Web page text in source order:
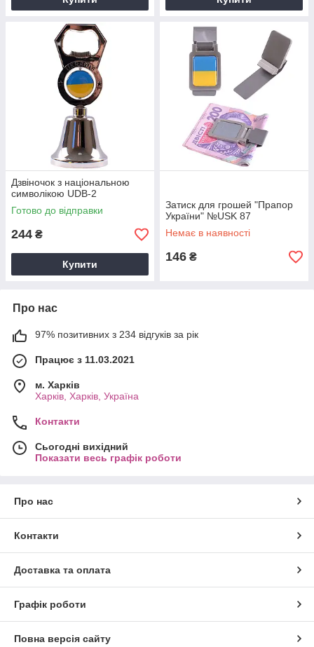
Дзвіночок з національною
символікою UDB-2
Готово до відправки
244 ₴
Купити
Затиск для грошей "Прапор
України" №USK 87
Немає в наявності
146 ₴
Про нас
97% позитивних з 234 відгуків за рік
Працює з 11.03.2021
м. Харків
Харків, Харків, Україна
Контакти
Сьогодні вихідний
Показати весь графік роботи
Про нас
Контакти
Доставка та оплата
Графік роботи
Повна версія сайту